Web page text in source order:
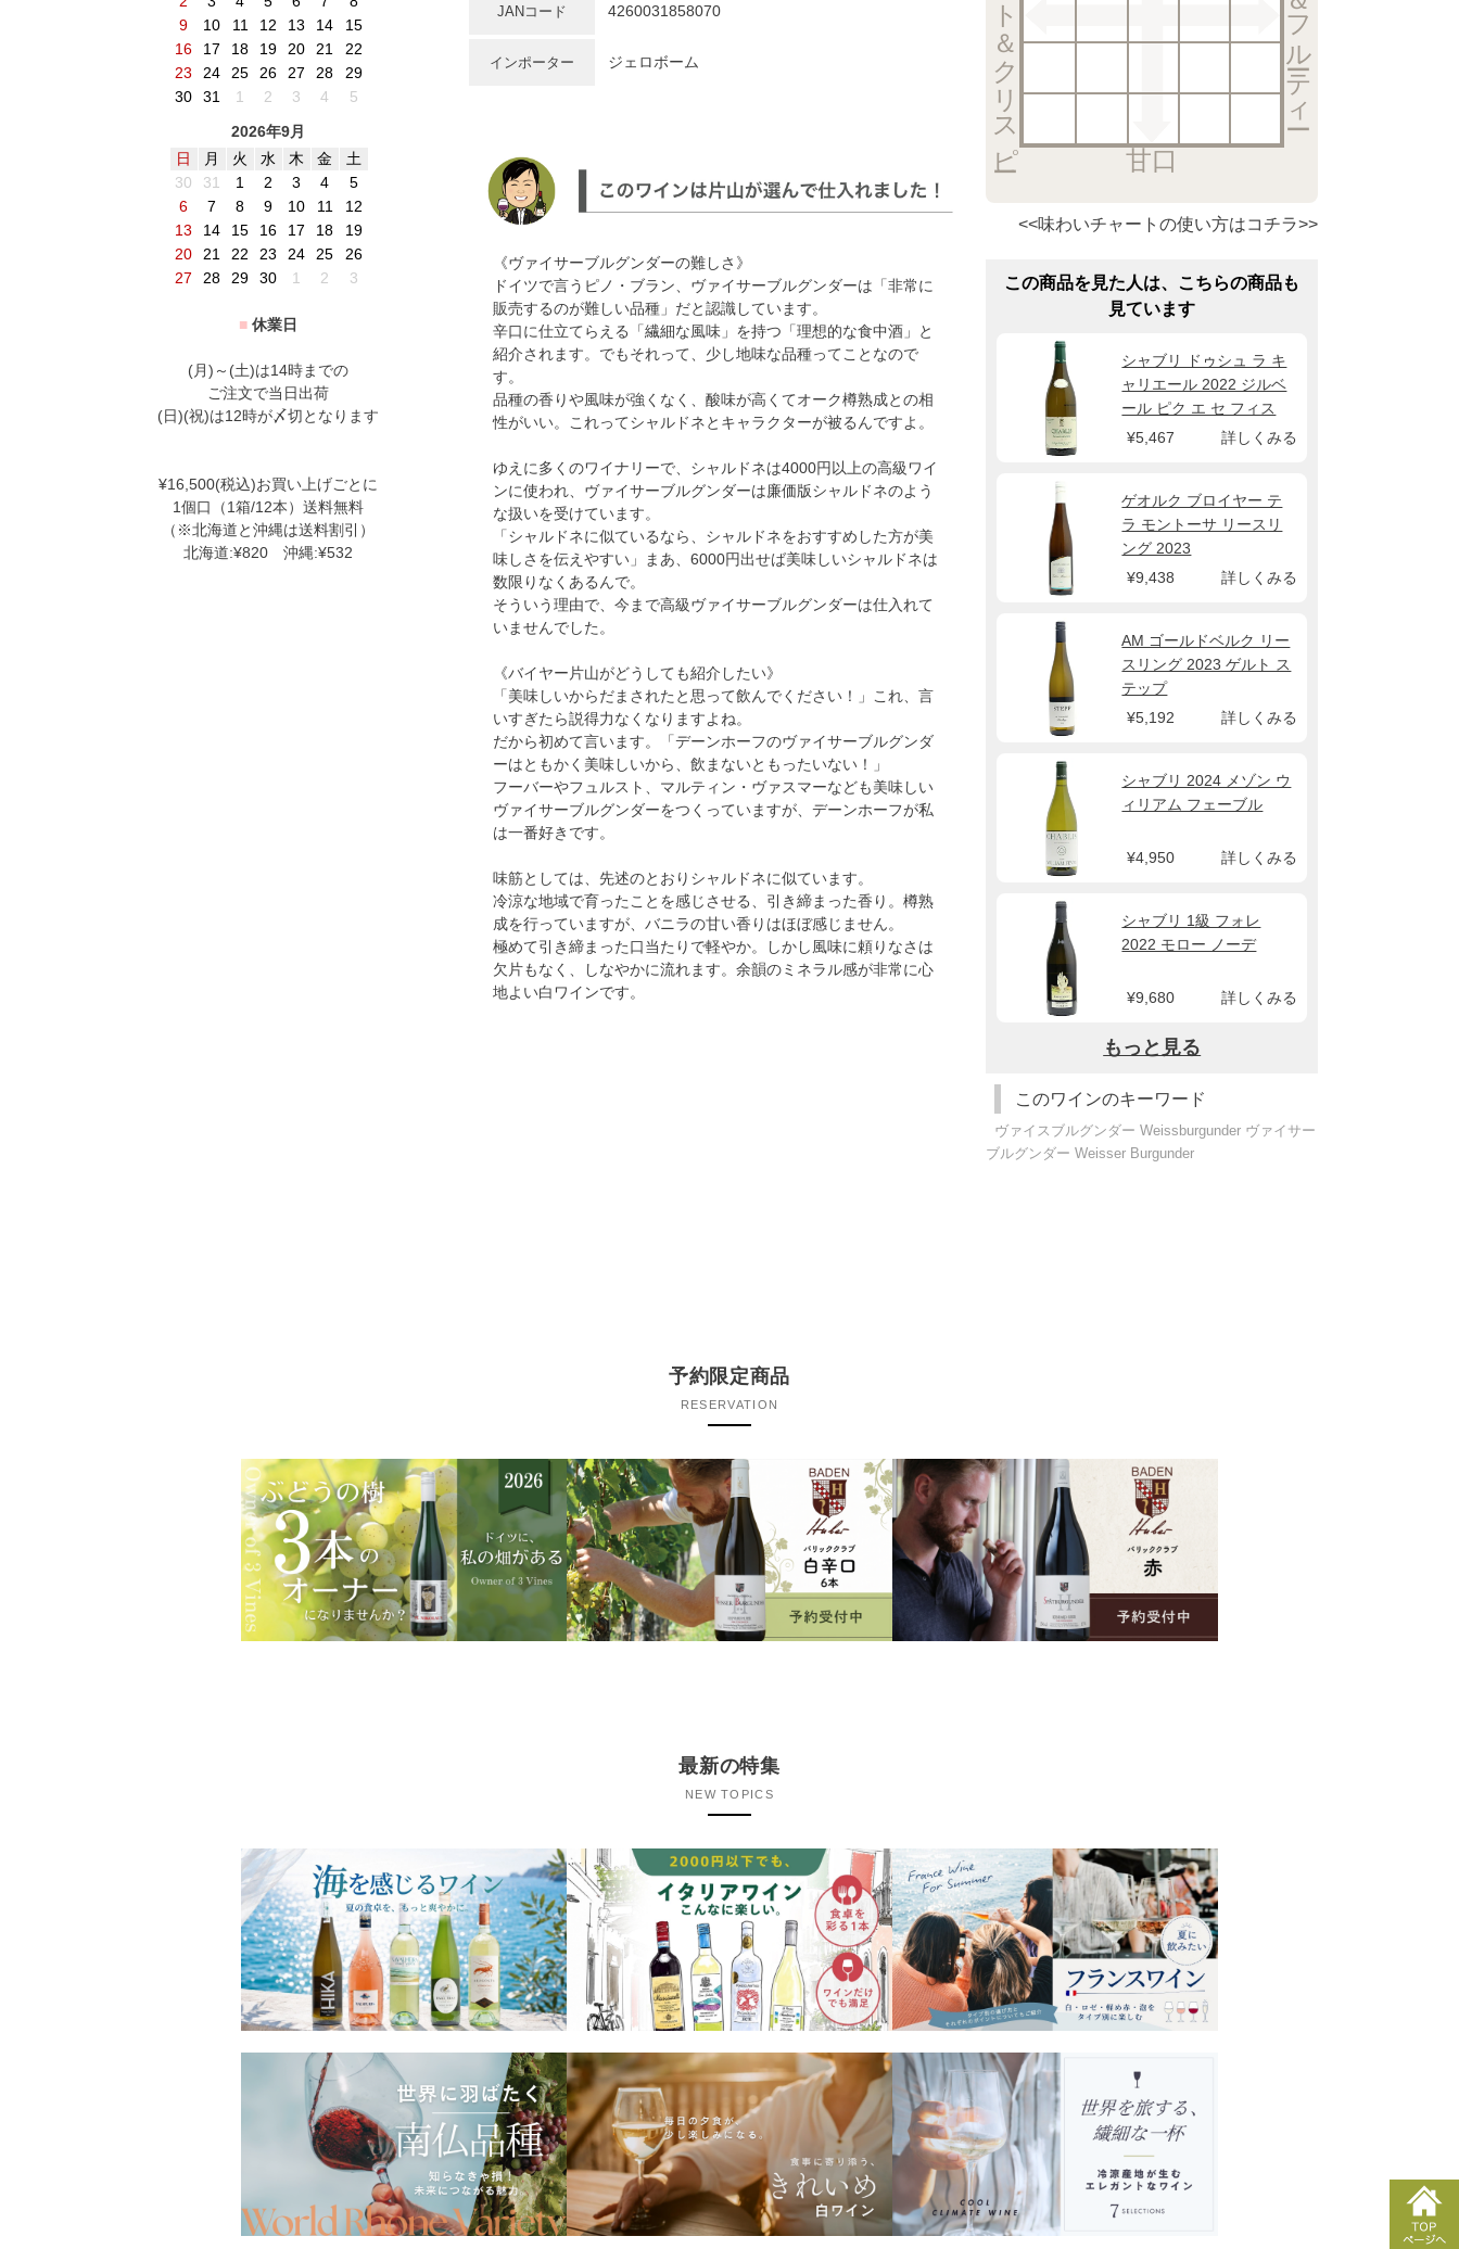
9
10 11 12 13 14
15
16
17 18 19 20 21
22
23
24 25 26 27 28
29
30
31 1 2 3 4
5
2026年9月
日
月 火 水 木 金
土
30
31 1 2 3 4
5
6
7 8 9 10 11
12
13
14 15 16 17 18
19
20
21 22 23 24 25
26
27
28 29 30 1 2 3
■ 休業日
(月)～(土)は14時までの
ご注文で当日出荷
(日)(祝)は12時が〆切となります
¥16,500(税込)お買い上げごとに
1個口（1箱/12本）送料無料
（※北海道と沖縄は送料割引）
北海道:¥820 沖縄:¥532
JANコード 4260031858070
インポーター ジェロボーム
《ヴァイサーブルグンダーの難しさ》
ドイツで言うピノ・ブラン、ヴァイサーブルグンダーは「非常に
販売するのが難しい品種」だと認識しています。
辛口に仕立てらえる「繊細な風味」を持つ「理想的な食中酒」と
紹介されます。でもそれって、少し地味な品種ってことなので
す。
品種の香りや風味が強くなく、酸味が高くてオーク樽熟成との相
性がいい。これってシャルドネとキャラクターが被るんですよ。
ゆえに多くのワイナリーで、シャルドネは4000円以上の高級ワイ
ンに使われ、ヴァイサーブルグンダーは廉価版シャルドネのよう
な扱いを受けています。
「シャルドネに似ているなら、シャルドネをおすすめした方が美
味しさを伝えやすい」まあ、6000円出せば美味しいシャルドネは
数限りなくあるんで。
そういう理由で、今まで高級ヴァイサーブルグンダーは仕入れて
いませんでした。
《バイヤー片山がどうしても紹介したい》
「美味しいからだまされたと思って飲んでください！」これ、言
いすぎたら説得力なくなりますよね。
だから初めて言います。「デーンホーフのヴァイサーブルグンダ
ーはともかく美味しいから、飲まないともったいない！」
フーバーやフュルスト、マルティン・ヴァスマーなども美味しい
ヴァイサーブルグンダーをつくっていますが、デーンホーフが私
は一番好きです。
味筋としては、先述のとおりシャルドネに似ています。
冷涼な地域で育ったことを感じさせる、引き締まった香り。樽熟
成を行っていますが、バニラの甘い香りはほぼ感じません。
極めて引き締まった口当たりで軽やか。しかし風味に頼りなさは
欠片もなく、しなやかに流れます。余韻のミネラル感が非常に心
地よい白ワインです。
甘口
<<味わいチャートの使い方はコチラ>>
この商品を見た人は、こちらの商品も
見ています
シャブリ ドゥシュ ラ キ
ャリエール 2022 ジルベ
ール ピク エ セ フィス
¥5,467
詳しくみる
ゲオルク ブロイヤー テ
ラ モントーサ リースリ
ング 2023
¥9,438
詳しくみる
AM ゴールドベルク リー
スリング 2023 ゲルト ス
テップ
¥5,192
詳しくみる
シャブリ 2024 メゾン ウ
ィリアム フェーブル
¥4,950 詳しくみる
シャブリ 1級 フォレ
2022 モロー ノーデ
¥9,680 詳しくみる
もっと見る
このワインのキーワード
ヴァイスブルグンダー Weissburgunder ヴァイサー
ブルグンダー Weisser Burgunder
予約限定商品
RESERVATION
最新の特集
NEW TOPICS